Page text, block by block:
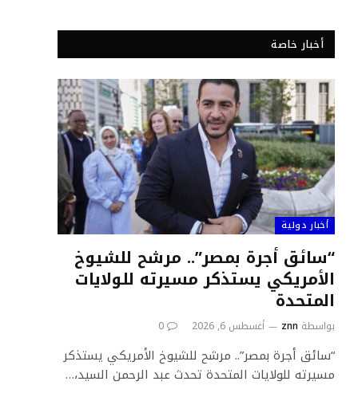
أخبار خاصة
أخبار دولية
“سائق أجرة بمصر”.. مرشح للشيوخ
الأمريكي يستذكر مسيرته للولايات
المتحدة
بواسطة znn أغسطس 6, 2026 0
“سائق أجرة بمصر”.. مرشح للشيوخ الأمريكي يستذكر
مسيرته للولايات المتحدة تحدث عبد الرحمن السيد،…